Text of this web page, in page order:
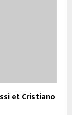
et Cristiano